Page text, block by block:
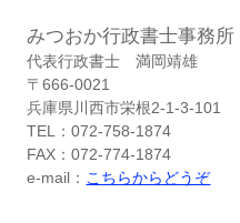
みつおか行政書士事務所
代表行政書士 満岡靖雄
〒666-0021
兵庫県川西市栄根2-1-3-101
TEL：072-758-1874
FAX：072-774-1874
e-mail： こちらからどうぞ